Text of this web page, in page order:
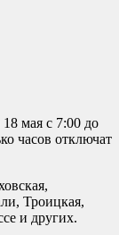
мая с 7:00 до
часов отключат
Троицкая,
и других.